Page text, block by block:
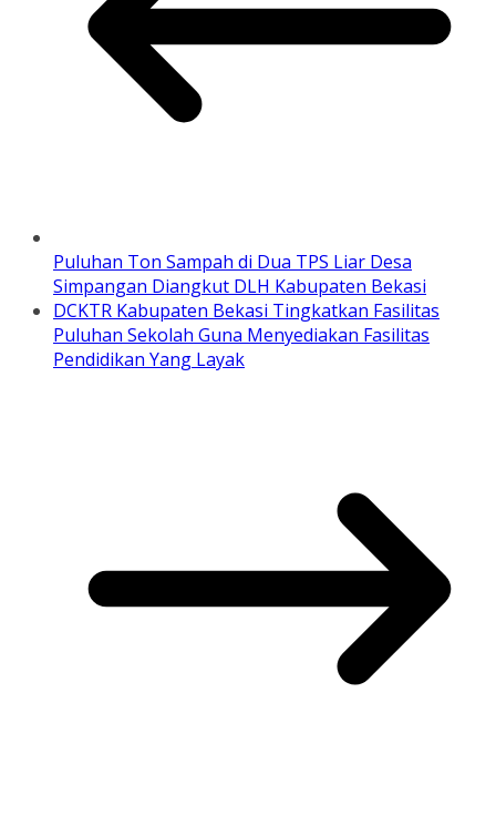
Puluhan Ton Sampah di Dua TPS Liar Desa
Simpangan Diangkut DLH Kabupaten Bekasi
DCKTR Kabupaten Bekasi Tingkatkan Fasilitas
Puluhan Sekolah Guna Menyediakan Fasilitas
Pendidikan Yang Layak